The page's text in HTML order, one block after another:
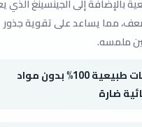
بالإضافة إلى الجينسينغ الذي
مما يساعد على تقوية جذور
ملمسه.
مكونات طبيعية 100% بدون مواد
ضارة